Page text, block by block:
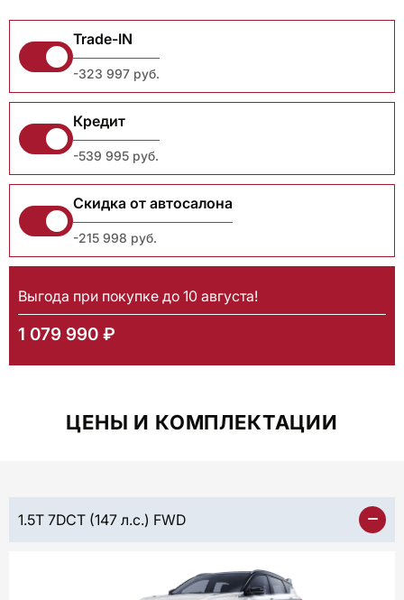
Trade-IN
-323 997 руб.
Кредит
-539 995 руб.
Скидка от автосалона
-215 998 руб.
Выгода при покупке до 10 августа!
1 079 990 ₽
ЦЕНЫ И КОМПЛЕКТАЦИИ
1.5T 7DCT (147 л.с.) FWD